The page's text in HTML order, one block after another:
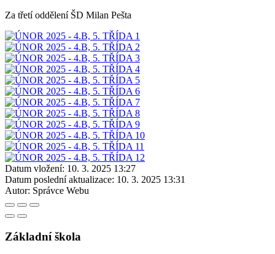
Za třetí oddělení ŠD Milan Pešta
Datum vložení: 10. 3. 2025 13:27
Datum poslední aktualizace: 10. 3. 2025 13:31
Autor: Správce Webu
Základní škola